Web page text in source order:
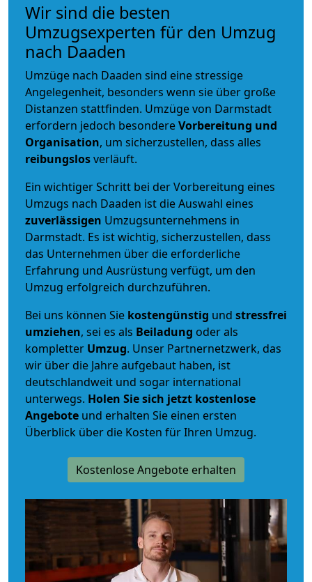
Wir sind die besten
Umzugsexperten für den Umzug
nach Daaden
Umzüge nach Daaden sind eine stressige
Angelegenheit, besonders wenn sie über große
Distanzen stattfinden. Umzüge von Darmstadt
erfordern jedoch besondereVorbereitung und
Organisation, um sicherzustellen, dass alles
reibungslosverläuft.
Ein wichtiger Schritt bei der Vorbereitung eines
Umzugs nach Daaden ist die Auswahl eines
zuverlässigen Umzugsunternehmens in
Darmstadt. Es ist wichtig, sicherzustellen, dass
das Unternehmen über die erforderliche
Erfahrung und Ausrüstung verfügt, um den
Umzug erfolgreich durchzuführen.
Bei uns können Sie kostengünstig und stressfrei
umziehen, sei es als Beiladung oder als
kompletter Umzug. Unser Partnernetzwerk, das
wir über die Jahre aufgebaut haben, ist
deutschlandweit und sogar international
unterwegs. Holen Sie sich jetzt kostenlose
Angebote und erhalten Sie einen ersten
Überblick über die Kosten für Ihren Umzug.
Kostenlose Angebote erhalten